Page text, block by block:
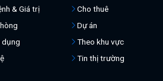
& Giá trị
dụng
Cho thuê
Dự án
Theo khu vực
Tin thị trường